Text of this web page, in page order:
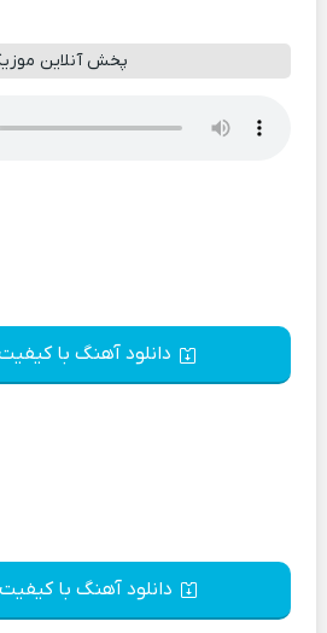
پخش آنلاین
دانلود آهنگ با کیفیت
دانلود آهنگ با کیفیت